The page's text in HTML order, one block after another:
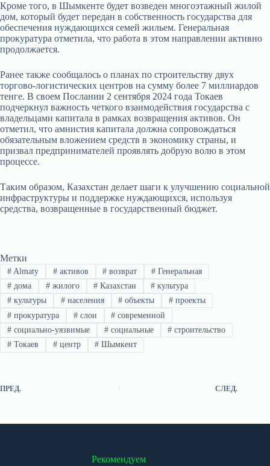
Кроме того, в Шымкенте будет возведен многоэтажный жилой
дом, который будет передан в собственность государства для
обеспечения нуждающихся семей жильем. Генеральная
прокуратура отметила, что работа в этом направлении активно
продолжается.
Ранее также сообщалось о планах по строительству двух
торгово-логистических центров на сумму более 7 миллиардов
тенге. В своем Послании 2 сентября 2024 года Токаев
подчеркнул важность четкого взаимодействия государства с
владельцами капитала в рамках возвращения активов. Он
отметил, что амнистия капитала должна сопровождаться
обязательным вложением средств в экономику страны, и
призвал предпринимателей проявлять добрую волю в этом
процессе.
Таким образом, Казахстан делает шаги к улучшению социальной
инфраструктуры и поддержке нуждающихся, используя
средства, возвращенные в государственный бюджет.
Метки
#Almaty #активов # возврат # Генеральная
#дома #жилого # Казахстан # культура
#культуры #населения # объекты # проекты
#прокуратура #слои # современной
#социально-уязвимые #социальные # строительство
#Токаев #центр # Шымкент
ПРЕД. СЛЕД.
Рекомендуем